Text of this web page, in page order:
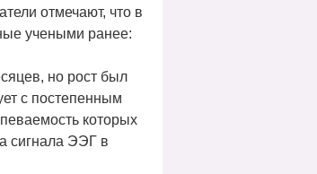
отмечают, что в
учеными ранее:
но рост был
с постепенным
которых
сигнала ЭЭГ в